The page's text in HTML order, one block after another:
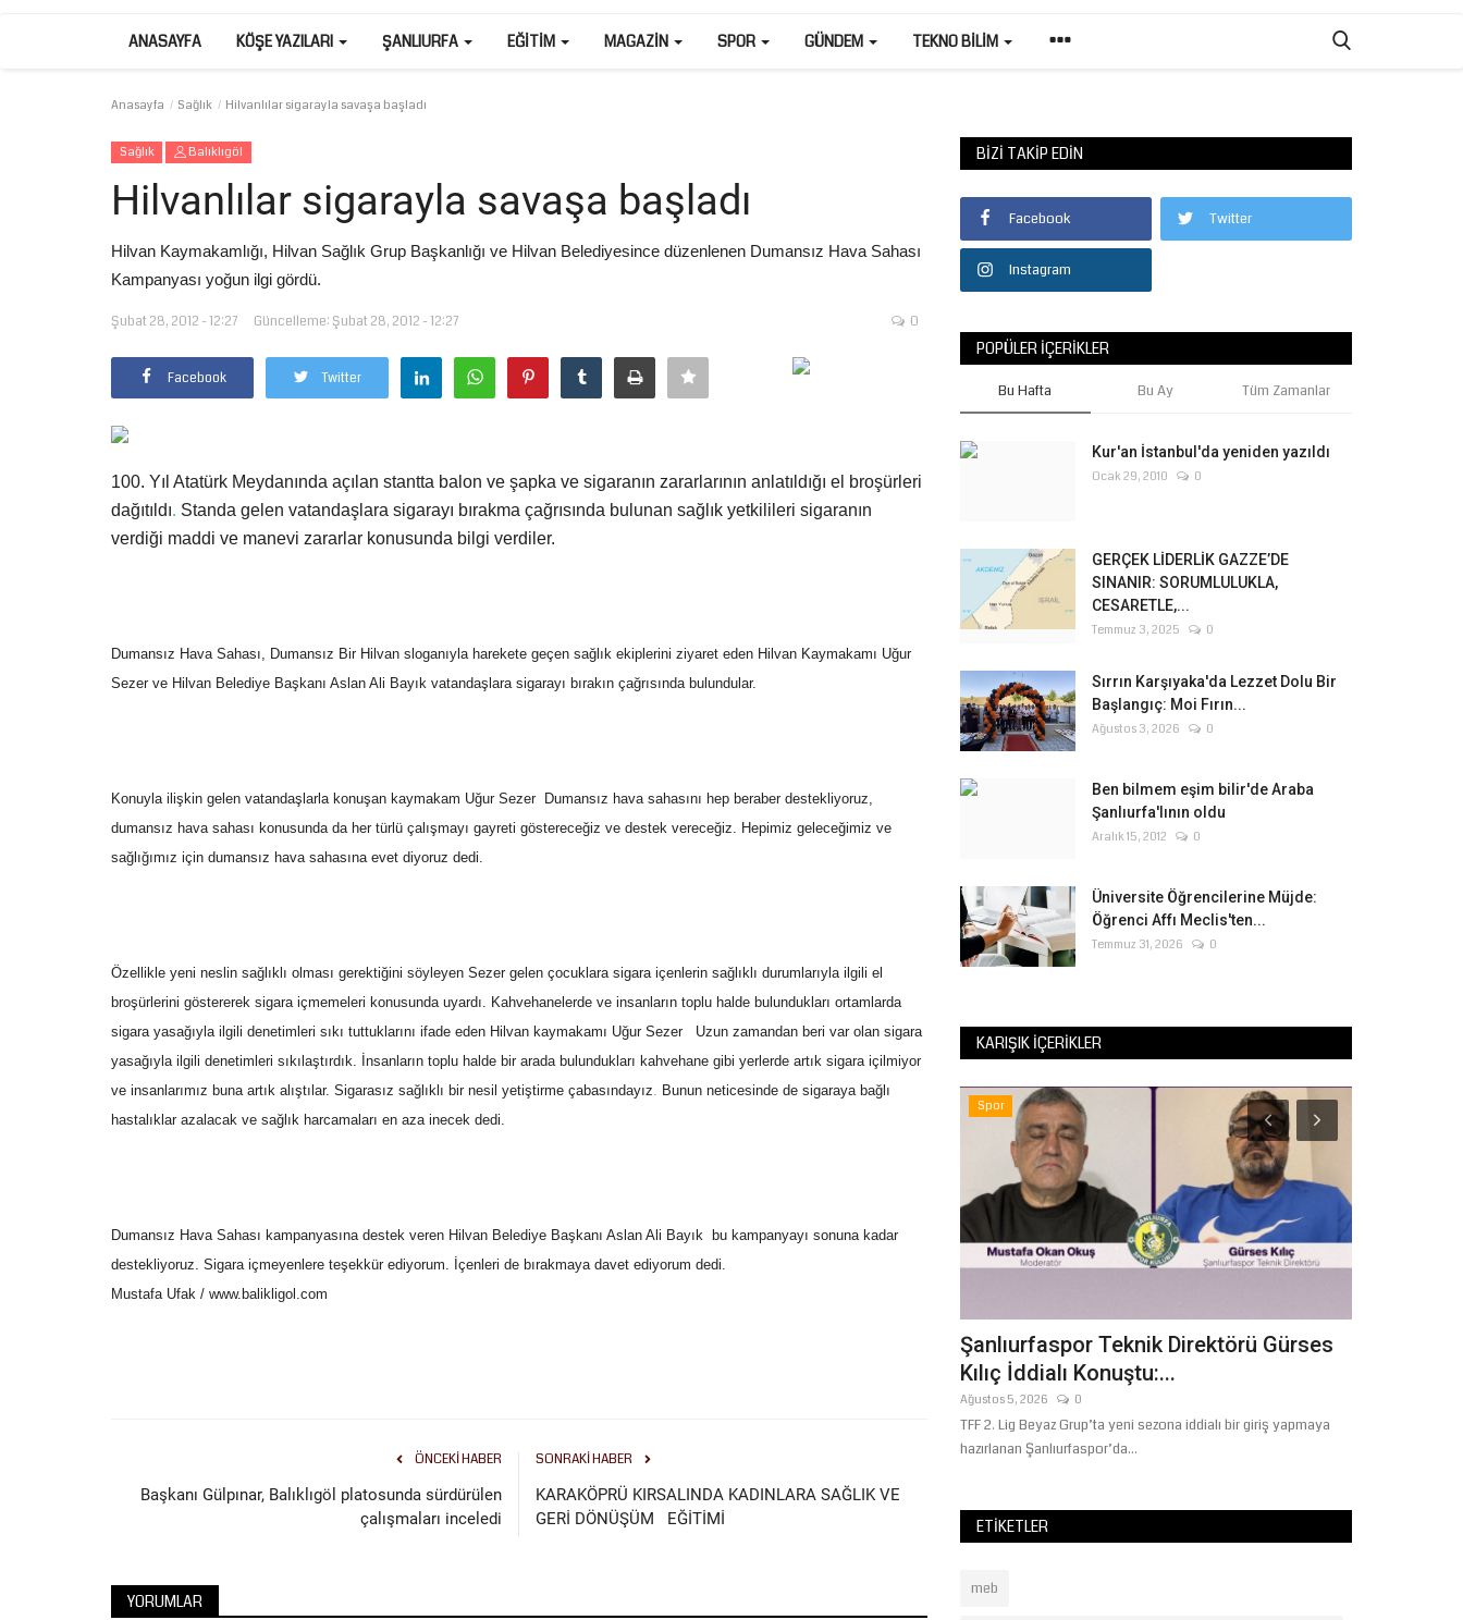
ANASAYFA KÖŞE YAZILARI ŞANLIURFA EĞITIM MAGAZIN SPOR GÜNDEM TEKNO BILIM
Anasayfa Sağlık Hilvanlılar sigarayla savaşa başladı
Sağlık Balıklıgöl
Hilvanlılar sigarayla savaşa başladı
Hilvan Kaymakamlığı, Hilvan Sağlık Grup Başkanlığı ve Hilvan Belediyesince düzenlenen Dumansız Hava Sahası
Kampanyası yoğun ilgi gördü.
Şubat 28, 2012 - 12:27 Güncelleme: Şubat 28, 2012 - 12:27 0
Facebook Twitter
100. Yıl Atatürk Meydanında açılan stantta balon ve şapka ve sigaranın zararlarının anlatıldığı el broşürleri
dağıtıldı. Standa gelen vatandaşlara sigarayı bırakma çağrısında bulunan sağlık yetkilileri sigaranın
verdiği maddi ve manevi zararlar konusunda bilgi verdiler.
Dumansız Hava Sahası, Dumansız Bir Hilvan sloganıyla harekete geçen sağlık ekiplerini ziyaret eden Hilvan Kaymakamı Uğur
Sezer ve Hilvan Belediye Başkanı Aslan Ali Bayık vatandaşlara sigarayı bırakın çağrısında bulundular.
Konuyla ilişkin gelen vatandaşlarla konuşan kaymakam Uğur Sezer  Dumansız hava sahasını hep beraber destekliyoruz,
dumansız hava sahası konusunda da her türlü çalışmayı gayreti göstereceğiz ve destek vereceğiz. Hepimiz geleceğimiz ve
sağlığımız için dumansız hava sahasına evet diyoruz dedi.
Özellikle yeni neslin sağlıklı olması gerektiğini söyleyen Sezer gelen çocuklara sigara içenlerin sağlıklı durumlarıyla ilgili el
broşürlerini göstererek sigara içmemeleri konusunda uyardı. Kahvehanelerde ve insanların toplu halde bulundukları ortamlarda
sigara yasağıyla ilgili denetimleri sıkı tuttuklarını ifade eden Hilvan kaymakamı Uğur Sezer
 Uzun zamandan beri var olan sigara
yasağıyla ilgili denetimleri sıkılaştırdık. İnsanların toplu halde bir arada bulundukları kahvehane gibi yerlerde artık sigara içilmiyor
ve insanlarımız buna artık alıştılar. Sigarasız sağlıklı bir nesil yetiştirme çabasındayız. Bunun neticesinde de sigaraya bağlı
hastalıklar azalacak ve sağlık harcamaları en aza inecek dedi.
Dumansız Hava Sahası kampanyasına destek veren Hilvan Belediye Başkanı Aslan Ali Bayık  bu kampanyayı sonuna kadar
destekliyoruz. Sigara içmeyenlere teşekkür ediyorum. İçenleri de bırakmaya davet ediyorum dedi.
Mustafa Ufak / www.balikligol.com
ÖNCEKI HABER
Başkanı Gülpınar, Balıklıgöl platosunda sürdürülen
çalışmaları inceledi
SONRAKI HABER
KARAKÖPRÜ KIRSALINDA KADINLARA SAĞLIK VE
GERİ DÖNÜŞÜM EĞİTİMİ
YORUMLAR
BIZI TAKIP EDIN
Facebook Twitter
Instagram
POPÜLER İÇERIKLER
Bu Hafta Bu Ay Tüm Zamanlar
Kur'an İstanbul'da yeniden yazıldı
Ocak 29, 2010 0
GERÇEK LİDERLİK GAZZE’DE
SINANIR: SORUMLULUKLA,
CESARETLE,...
Temmuz 3, 2025 0
Sırrın Karşıyaka'da Lezzet Dolu Bir
Başlangıç: Moi Fırın...
Ağustos 3, 2026 0
Ben bilmem eşim bilir'de Araba
Şanlıurfa'lının oldu
Aralık 15, 2012 0
Üniversite Öğrencilerine Müjde:
Öğrenci Affı Meclis'ten...
Temmuz 31, 2026 0
KARIŞIK İÇERIKLER
altyapısını modernize...
Spor
Şanlıurfaspor Teknik Direktörü Gürses
Kılıç İddialı Konuştu:...
Ağustos 5, 2026 0
TFF 2. Lig Beyaz Grup’ta yeni sezona iddialı bir giriş yapmaya
hazırlanan Şanlıurfaspor’da...
ETIKETLER
meb